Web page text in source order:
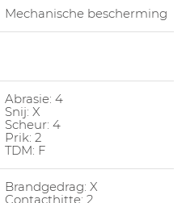
Mechanische bescherming
Abrasie: 4
Snij: X
Scheur: 4
Prik: 2
TDM: F
Brandgedrag: X
Contacthitte: 2